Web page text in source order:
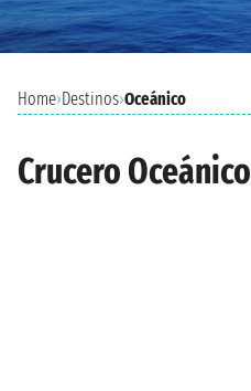
Home›Destinos›Oceánico
Crucero Oceánico